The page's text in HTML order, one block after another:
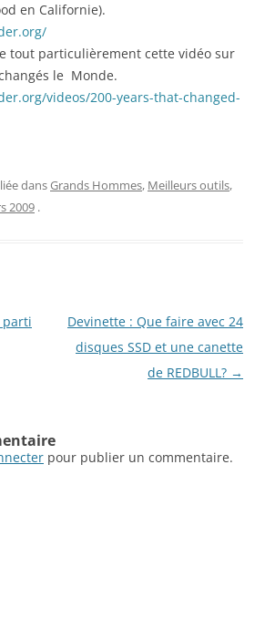
en Californie).
tout particulièrement cette vidéo sur
le Monde.
videos/200-years-that-changed-
dansGrands Hommes, Meilleurs outils,
2009 .
parti
Devinette : Que faire avec 24
disques SSD et une canette
de REDBULL? →
pour publier un commentaire.